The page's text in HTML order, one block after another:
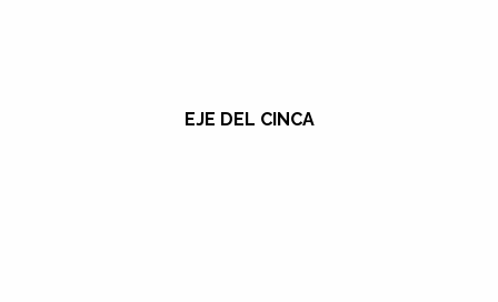
EJE DEL CINCA